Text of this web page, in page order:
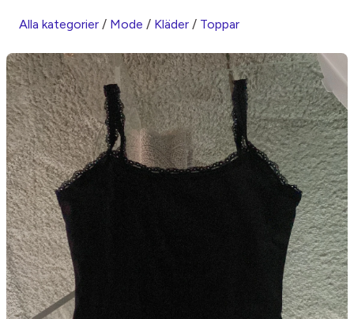
Alla kategorier / Mode / Kläder / Toppar